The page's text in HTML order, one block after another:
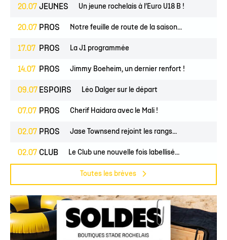
20.07 JEUNES Un jeune rochelais à l’Euro U18 B !
20.07 PROS Notre feuille de route de la saison...
17.07 PROS La J1 programmée
14.07 PROS Jimmy Boeheim, un dernier renfort !
09.07 ESPOIRS Léo Dalger sur le départ
07.07 PROS Cherif Haidara avec le Mali !
02.07 PROS Jase Townsend rejoint les rangs...
02.07 CLUB Le Club une nouvelle fois labellisé...
Toutes les brèves